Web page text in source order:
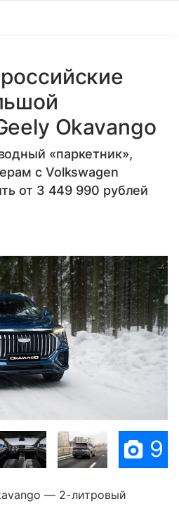
Okavango
«паркетник»,
с Volkswagen
от 3 449 990 рублей
9
— 2-литровый